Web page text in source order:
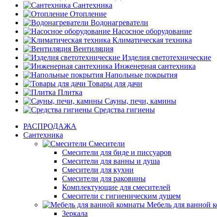
Сантехника
Отопление
Водонагреватели
Насосное оборудование
Климатическая техника
Вентиляция
Изделия светотехнические
Инженерная сантехника
Напольные покрытия
Товары для дачи
Плитка
Сауны, печи, камины
Средства гигиены
РАСПРОДАЖА
Сантехника
Смесители
Смесители для биде и писсуаров
Смесители для ванны и душа
Смесители для кухни
Смесители для раковины
Комплектующие для смесителей
Смесители с гигиеническим душем
Мебель для ванной
Зеркала